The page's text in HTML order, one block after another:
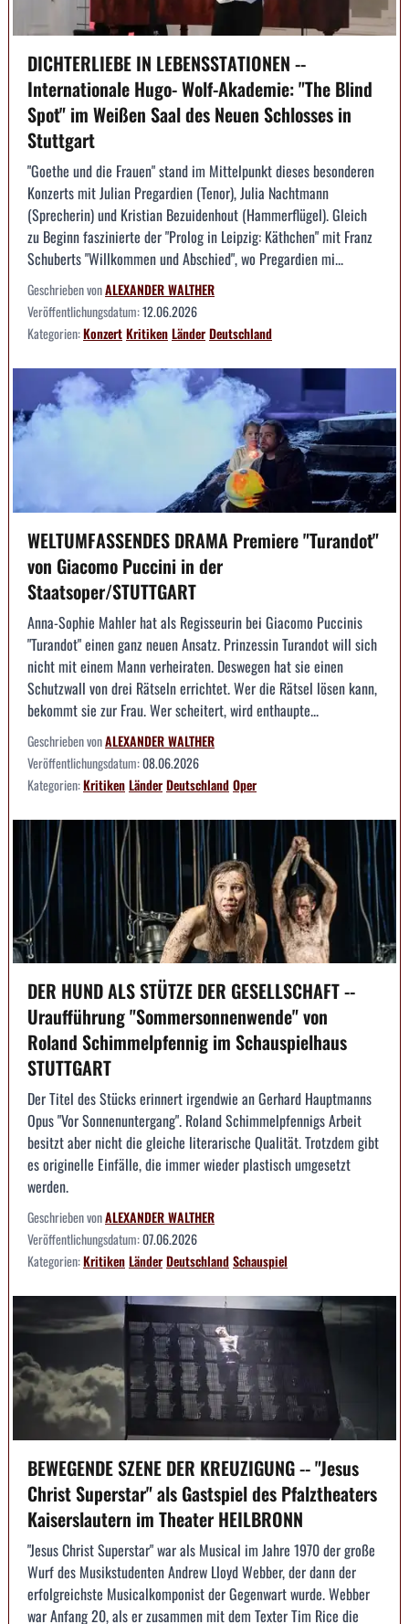
DICHTERLIEBE IN LEBENSSTATIONEN --
Internationale Hugo- Wolf-Akademie: "The Blind
Spot" im Weißen Saal des Neuen Schlosses in
Stuttgart
"Goethe und die Frauen" stand im Mittelpunkt dieses besonderen
Konzerts mit Julian Pregardien (Tenor), Julia Nachtmann
(Sprecherin) und Kristian Bezuidenhout (Hammerflügel). Gleich
zu Beginn faszinierte der "Prolog in Leipzig: Käthchen" mit Franz
Schuberts "Willkommen und Abschied", wo Pregardien mi...
Geschrieben vonALEXANDER WALTHER
Veröffentlichungsdatum:12.06.2026
Kategorien:KonzertKritikenLänderDeutschland
WELTUMFASSENDES DRAMA Premiere "Turandot"
von Giacomo Puccini in der
Staatsoper/STUTTGART
Anna-Sophie Mahler hat als Regisseurin bei Giacomo Puccinis
"Turandot" einen ganz neuen Ansatz. Prinzessin Turandot will sich
nicht mit einem Mann verheiraten. Deswegen hat sie einen
Schutzwall von drei Rätseln errichtet. Wer die Rätsel lösen kann,
bekommt sie zur Frau. Wer scheitert, wird enthaupte...
Geschrieben vonALEXANDER WALTHER
Veröffentlichungsdatum:08.06.2026
Kategorien:KritikenLänderDeutschlandOper
DER HUND ALS STÜTZE DER GESELLSCHAFT --
Uraufführung "Sommersonnenwende" von
Roland Schimmelpfennig im Schauspielhaus
STUTTGART
Der Titel des Stücks erinnert irgendwie an Gerhard Hauptmanns
Opus "Vor Sonnenuntergang". Roland Schimmelpfennigs Arbeit
besitzt aber nicht die gleiche literarische Qualität. Trotzdem gibt
es originelle Einfälle, die immer wieder plastisch umgesetzt
werden.
Geschrieben vonALEXANDER WALTHER
Veröffentlichungsdatum:07.06.2026
Kategorien:KritikenLänderDeutschlandSchauspiel
BEWEGENDE SZENE DER KREUZIGUNG -- "Jesus
Christ Superstar" als Gastspiel des Pfalztheaters
Kaiserslautern im Theater HEILBRONN
"Jesus Christ Superstar" war als Musical im Jahre 1970 der große
Wurf des Musikstudenten Andrew Lloyd Webber, der dann der
erfolgreichste Musicalkomponist der Gegenwart wurde. Webber
war Anfang 20, als er zusammen mit dem Texter Tim Rice die